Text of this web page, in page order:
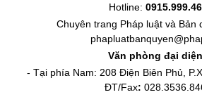
Hotline:
Chuyên trang Pháp luật và Bản
Văn phòng đại
- Tại phía Nam: 208 Điện Biên Phủ,
ĐT/Fax: